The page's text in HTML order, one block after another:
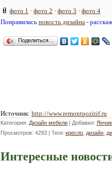
фото 1 · фото 2 · фото 3 · фото 4
Понравилась новость дизайна -
Поделиться…
Источник: http://www.remontpozitif.ru
Категория: Дизайн мебели | Добавил: Янчик
Просмотров: 4293 | Теги: кресло дизайн
Интересные